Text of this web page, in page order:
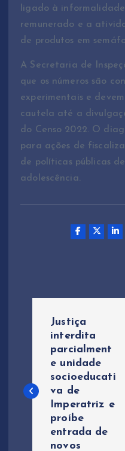
ligado à
remunerado e a
de produtos em
A Secretaria de
que os números são
experimentais e
cautela até a
do Censo 2022. O
para ações de
de políticas públicas
adolescência.
e
Justiça
interdita
parcialment
e unidade
socioeducati
va de
Imperatriz e
proíbe
entrada de
novos